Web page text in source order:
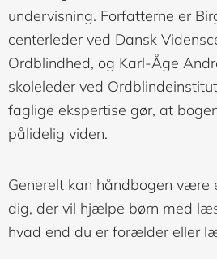
undervisning. Forfatterne er
centerleder ved Dansk
Ordblindhed, og Karl-Åge
skoleleder ved
faglige ekspertise gør, at
pålidelig viden.
Generelt kan håndbogen være
dig, der vil hjælpe børn med
hvad end du er forælder eller